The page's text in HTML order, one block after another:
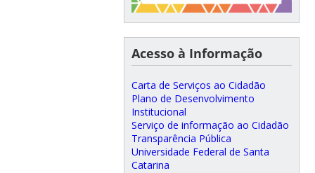
Acesso à Informação
Carta de Serviços ao Cidadão
Plano de Desenvolvimento
Institucional
Serviço de informação ao Cidadão
Transparência Pública
Universidade Federal de Santa
Catarina